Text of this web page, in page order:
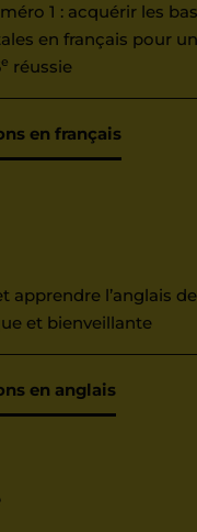
1 : acquérir les
en français pour
e réussie
en français
apprendre l’anglais de
et bienveillante
en anglais